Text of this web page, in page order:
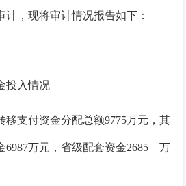
，现将审计情况报告如下：
投入情况
移支付资金分配总额9775万元，其
6987万元，省级配套资金2685万